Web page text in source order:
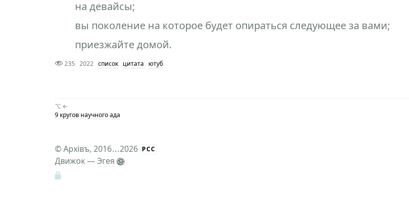
на девайсы;
вы поколение на которое будет опираться следующее за вами;
приезжайте домой.
235 2022 список цитата ютуб
⌥ ←
9 кругов научного ада
©Архiвъ, 2016...2026 РСС
Движок —Эгея